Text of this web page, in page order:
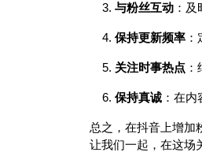
与粉丝互动 ：
保持更新频率
关注时事热点
保持真诚 ：在
总之，在抖音上增加
让我们一起，在这场